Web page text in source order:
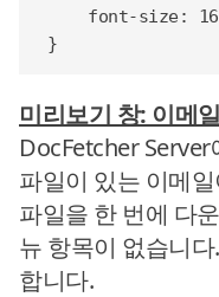
font-size: 16
}
미리보기 창: 이메
DocFetcher
파일이 있는 이메
파일을 한 번에 다
뉴 항목이 없습니
합니다.